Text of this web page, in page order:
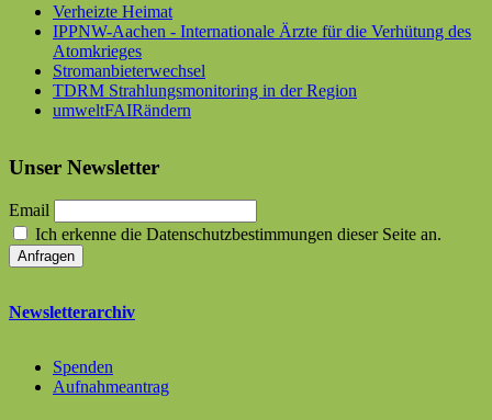
Verheizte Heimat
IPPNW-Aachen - Internationale Ärzte für die Verhütung des
Atomkrieges
Stromanbieterwechsel
TDRM Strahlungsmonitoring in der Region
umweltFAIRändern
Unser Newsletter
Email
Ich erkenne die Datenschutzbestimmungen dieser Seite an.
Newsletterarchiv
Spenden
Aufnahmeantrag